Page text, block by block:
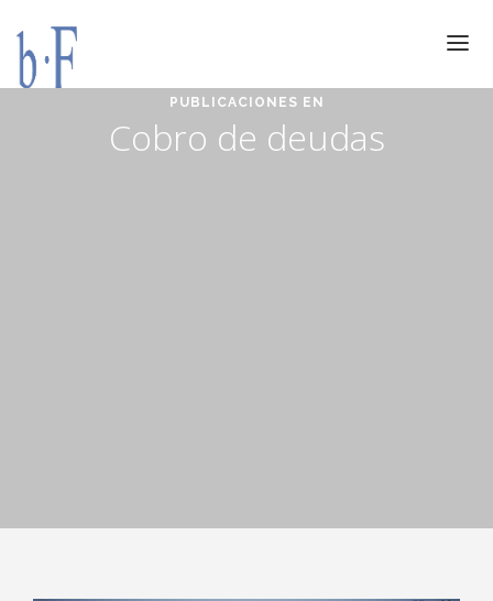
PUBLICACIONES EN
Cobro de deudas